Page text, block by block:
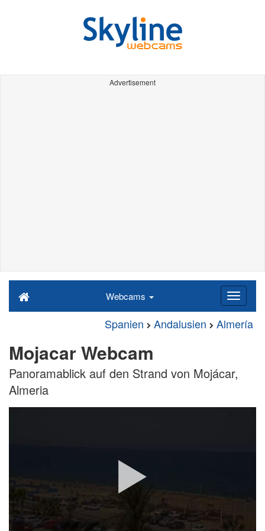
Advertisement
Webcams
Spanien Andalusien Almería
Mojacar Webcam
Panoramablick auf den Strand von Mojácar,
Almeria